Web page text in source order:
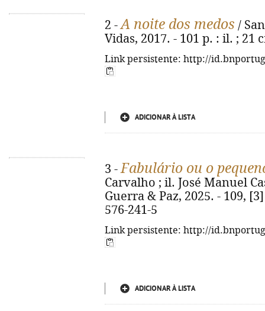
2 -A noite dos medos /
Vidas, 2017. - 101 p. : il. ; 21
Link persistente: http://
ADICIONAR À LISTA
3 -Fabulário ou o
Carvalho ; il. José Manuel
Guerra & Paz, 2025. - 109,
576-241-5
Link persistente: http://
ADICIONAR À LISTA